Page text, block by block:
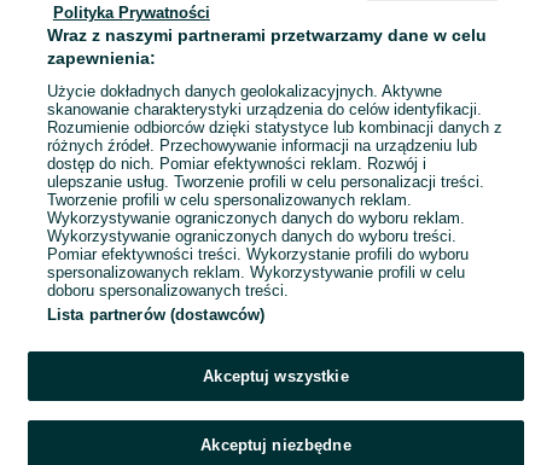
35 zł
Bobowo
17 lipca 2026
1 2 3 4
Polityka Prywatności
Wraz z naszymi partnerami przetwarzamy dane w celu
zapewnienia:
Użycie dokładnych danych geolokalizacyjnych. Aktywne
skanowanie charakterystyki urządzenia do celów identyfikacji.
Rozumienie odbiorców dzięki statystyce lub kombinacji danych z
różnych źródeł. Przechowywanie informacji na urządzeniu lub
dostęp do nich. Pomiar efektywności reklam. Rozwój i
ulepszanie usług. Tworzenie profili w celu personalizacji treści.
Tworzenie profili w celu spersonalizowanych reklam.
Wykorzystywanie ograniczonych danych do wyboru reklam.
Wykorzystywanie ograniczonych danych do wyboru treści.
Pomiar efektywności treści. Wykorzystanie profili do wyboru
spersonalizowanych reklam. Wykorzystywanie profili w celu
doboru spersonalizowanych treści.
Lista partnerów (dostawców)
Akceptuj wszystkie
Akceptuj niezbędne